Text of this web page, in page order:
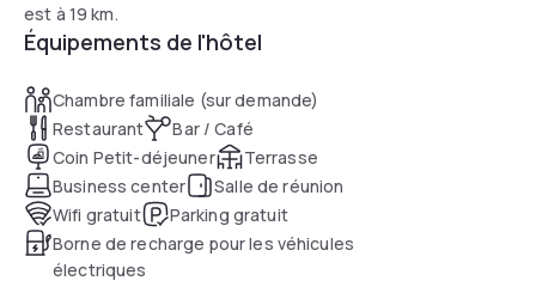
est à 19 km.
Équipements de l'hôtel
Chambre familiale (sur demande)
Restaurant
Bar / Café
Coin Petit-déjeuner
Terrasse
Business center
Salle de réunion
Wifi gratuit
Parking gratuit
Borne de recharge pour les véhicules
électriques